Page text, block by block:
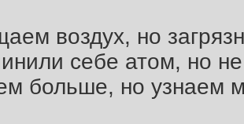
воздух, но
себе атом, но
больше, но узнаем